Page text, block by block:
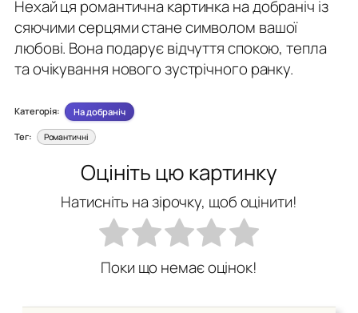
Нехай ця романтична картинка на добраніч із
сяючими серцями стане символом вашої
любові. Вона подарує відчуття спокою, тепла
та очікування нового зустрічного ранку.
Категорія: На добраніч
Тег: Романтичні
Оцініть цю картинку
Натисніть на зірочку, щоб оцінити!
Поки що немає оцінок!